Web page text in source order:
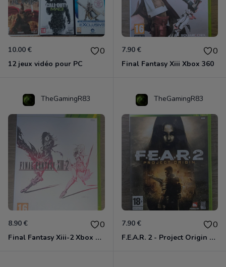
10.00 € 0
12 jeux vidéo pour PC
7.90 € 0
Final Fantasy Xiii Xbox 360
TheGamingR83
8.90 € 0
Final Fantasy Xiii-2 Xbox 360
TheGamingR83
7.90 € 0
F.E.A.R. 2 - Project Origin Xbox 360